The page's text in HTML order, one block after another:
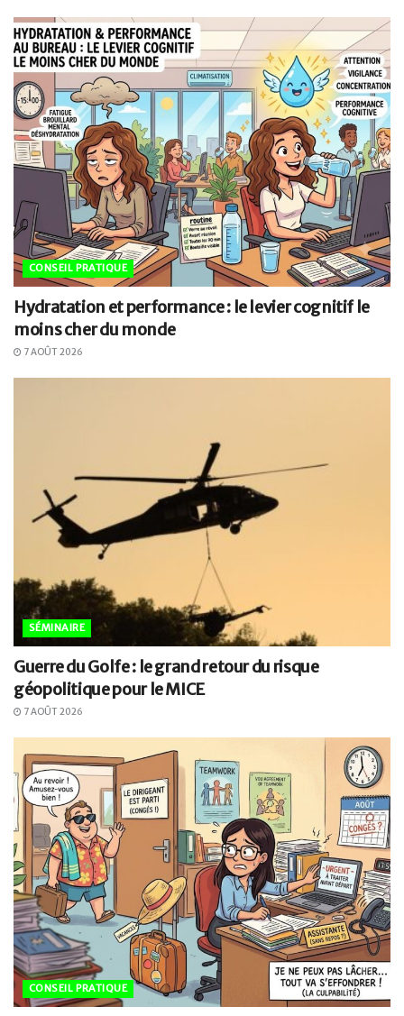
CONSEIL PRATIQUE
Hydratation et performance : le levier cognitif le
moins cher du monde
7 AOÛT 2026
SÉMINAIRE
Guerre du Golfe : le grand retour du risque
géopolitique pour le MICE
7 AOÛT 2026
CONSEIL PRATIQUE